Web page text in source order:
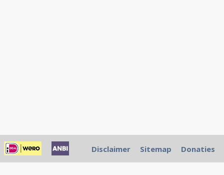
Disclaimer Sitemap Donaties